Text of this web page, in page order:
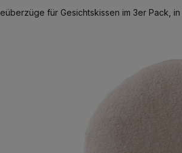
für Gesichtskissen im 3er Pack,